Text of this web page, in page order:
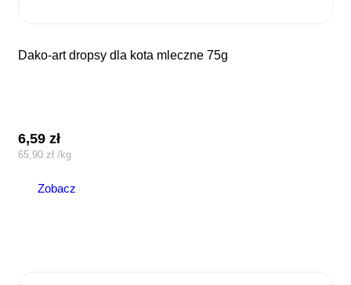
dako-art dropsy dla kota mleczne 75g
6,59zł
65,90 zł /kg
Zobacz